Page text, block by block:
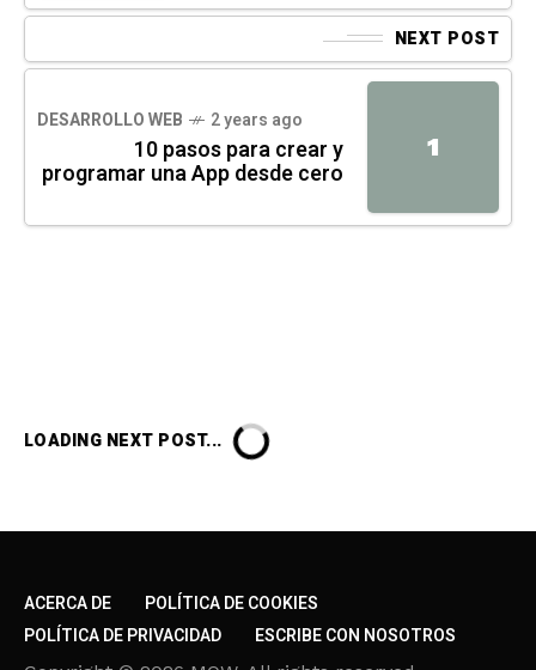
NEXT POST
1
DESARROLLO WEB 2 years ago
10 pasos para crear y
programar una App desde cero
LOADING NEXT POST...
ACERCA DE
POLÍTICA DE COOKIES
POLÍTICA DE PRIVACIDAD
ESCRIBE CON NOSOTROS